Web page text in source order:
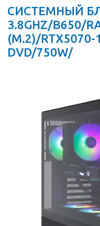
СИСТЕМНЫЙ
3.8GHZ/B650/
(M.2)/RTX5070-
DVD/750W/